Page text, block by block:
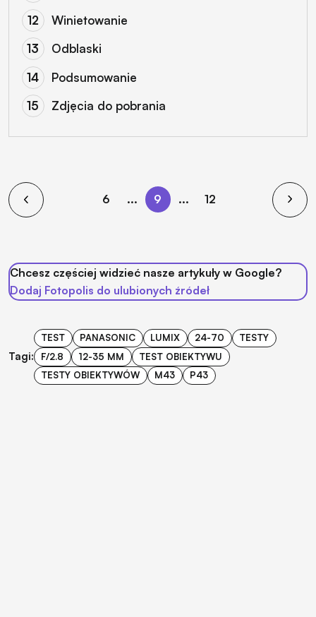
Winietowanie
Odblaski
Podsumowanie
Zdjęcia do pobrania
6 ... 9 ... 12
Chcesz częściej widzieć nasze artykuły w Google?
Dodaj Fotopolis do ulubionych źródeł
Tagi:
TEST PANASONIC LUMIX 24-70
TESTY
F/2.8
12-35 MM
TEST OBIEKTYWU
TESTY OBIEKTYWÓW
M43 P43